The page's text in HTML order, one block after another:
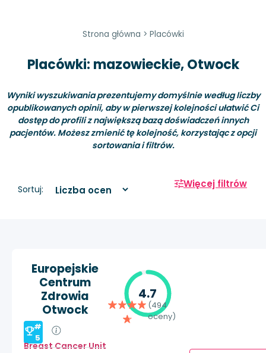
Strona główna > Placówki
Placówki: mazowieckie, Otwock
Wyniki wyszukiwania prezentujemy domyślnie według liczby
opublikowanych opinii, aby w pierwszej kolejności ułatwić Ci
dostęp do profili z największą bazą doświadczeń innych
pacjentów. Możesz zmienić tę kolejność, korzystając z opcji
sortowania i filtrów.
Sortuj: Więcej filtrów
Europejskie
Centrum
Zdrowia
Otwock
#
5
Breast Cancer Unit
4.7
(494
oceny)